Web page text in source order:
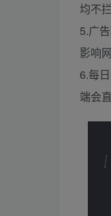
均不
5.广
影响
6.每
端会